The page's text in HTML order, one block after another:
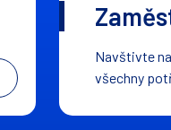
Navštivte
všechny